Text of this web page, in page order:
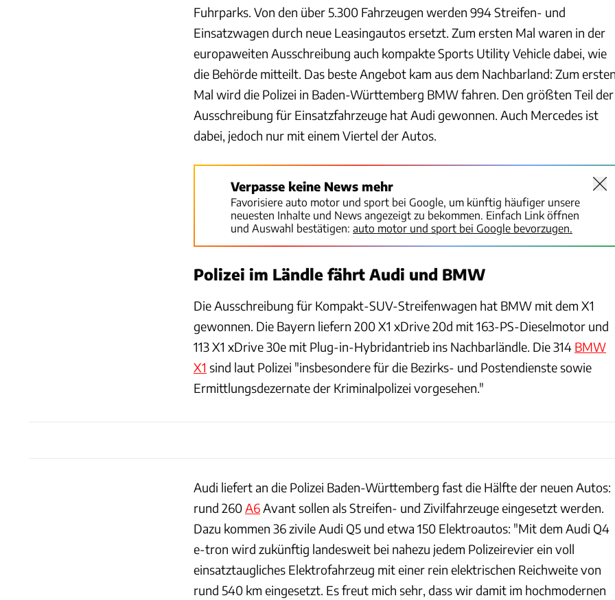
Fuhrparks. Von den über 5.300 Fahrzeugen werden 994 Streifen- und
Einsatzwagen durch neue Leasingautos ersetzt. Zum ersten Mal waren in der
europaweiten Ausschreibung auch kompakte Sports Utility Vehicle dabei, wie
die Behörde mitteilt. Das beste Angebot kam aus dem Nachbarland: Zum
Mal wird die Polizei in Baden-Württemberg BMW fahren. Den größten Teil der
Ausschreibung für Einsatzfahrzeuge hat Audi gewonnen. Auch Mercedes ist
dabei, jedoch nur mit einem Viertel der Autos.
Verpasse keine News mehr
Favorisiere auto motor und sport bei Google, um künftig häufiger unsere
neuesten Inhalte und News angezeigt zu bekommen. Einfach Link öffnen
und Auswahl bestätigen: auto motor und sport bei Google bevorzugen.
Polizei im Ländle fährt Audi und BMW
Die Ausschreibung für Kompakt-SUV-Streifenwagen hat BMW mit dem X1
gewonnen. Die Bayern liefern 200 X1 xDrive 20d mit 163-PS-Dieselmotor und
113 X1 xDrive 30e mit Plug-in-Hybridantrieb ins Nachbarländle. Die 314 BMW
X1 sind laut Polizei "insbesondere für die Bezirks- und Postendienste sowie
Ermittlungsdezernate der Kriminalpolizei vorgesehen."
Audi liefert an die Polizei Baden-Württemberg fast die Hälfte der neuen Autos:
rund 260 A6 Avant sollen als Streifen- und Zivilfahrzeuge eingesetzt werden.
Dazu kommen 36 zivile Audi Q5 und etwa 150 Elektroautos: "Mit dem Audi Q4
e-tron wird zukünftig landesweit bei nahezu jedem Polizeirevier ein voll
einsatztaugliches Elektrofahrzeug mit einer rein elektrischen Reichweite von
rund 540 km eingesetzt. Es freut mich sehr, dass wir damit im hochmodernen